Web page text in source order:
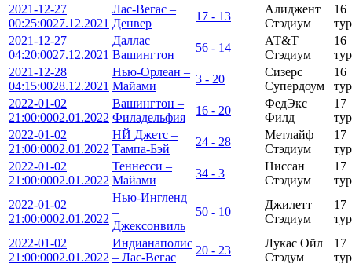
2021-12-27
00:25:0027.12.2021
Лас-Вегас –
Денвер
17 - 13
Алиджент
Стэдиум
16
тур
2021-12-27
04:20:0027.12.2021
Даллас –
Вашингтон
56 - 14
АТ&Т
Стэдиум
16
тур
2021-12-28
04:15:0028.12.2021
Нью-Орлеан –
Майами
3 - 20
Сизерс
Супердоум
16
тур
2022-01-02
21:00:0002.01.2022
Вашингтон –
Филадельфия
16 - 20
ФедЭкс
Филд
17
тур
2022-01-02
21:00:0002.01.2022
НЙ Джетс –
Тампа-Бэй
24 - 28
Метлайф
Стэдиум
17
тур
2022-01-02
21:00:0002.01.2022
Теннесси –
Майами
34 - 3
Ниссан
Стэдиум
17
тур
2022-01-02
21:00:0002.01.2022
Нью-Ингленд
–
Джексонвиль
50 - 10
Джилетт
Стэдиум
17
тур
2022-01-02
21:00:0002.01.2022
Индианаполис
– Лас-Вегас
20 - 23
Лукаc Ойл
Стэдум
17
тур